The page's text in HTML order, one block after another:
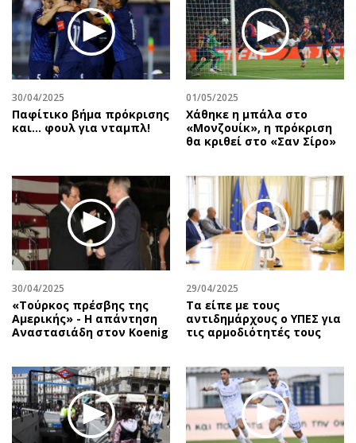
30/04/2025
Παφίτικο βήμα πρόκρισης
και… φουλ για νταμπλ!
01/05/2025
Χάθηκε η μπάλα στο
«Μονζουίκ», η πρόκριση
θα κριθεί στο «Σαν Σίρο»
30/04/2025
«Τούρκος πρέσβης της
Αμερικής» - Η απάντηση
Αναστασιάδη στον Koenig
29/04/2025
Τα είπε με τους
αντιδημάρχους ο ΥΠΕΣ για
τις αρμοδιότητές τους